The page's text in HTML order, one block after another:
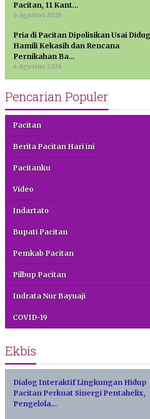
Pacitan, 11 Kant…
6 Agustus 2026
Pria di Pacitan Dipolisikan Usai
Hamili Kekasih dan Rencana
Pernikahan Ba…
4 Agustus 2026
Pencarian Populer
Pacitan
Berita Pacitan Hari ini
Pacitanku
Video
Indartato
Bupati Pacitan
Pemkab Pacitan
Pilbup Pacitan
Indrata Nur Bayuaji
COVID-19
Ekbis
Dialog Interaktif Lingkungan Hidup
Pacitan Perkuat Sinergi Pentahelix,
Pengelola…